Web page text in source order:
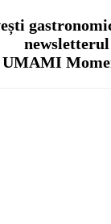
newsletterul
UMAMI